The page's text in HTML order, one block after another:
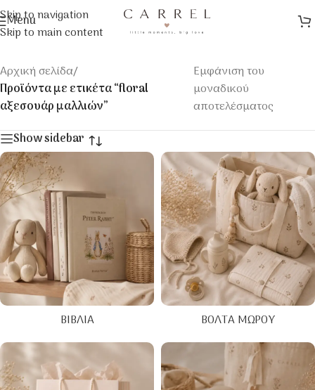
Skip to navigation
Skip to main content
Menu
Αρχική σελίδα/
Προϊόντα με ετικέτα “floral
αξεσουάρ μαλλιών”
Εμφάνιση του
μοναδικού
αποτελέσματος
Show sidebar
ΒΙΒΛΊΑ ΒΌΛΤΑ ΜΩΡΟΎ